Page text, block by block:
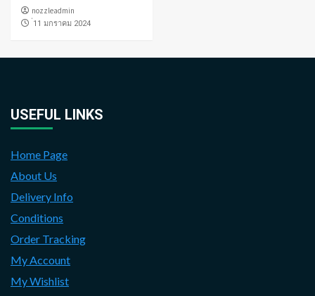
nozzleadmin
่11 มกราคม 2024
USEFUL LINKS
Home Page
About Us
Delivery Info
Conditions
Order Tracking
My Account
My Wishlist